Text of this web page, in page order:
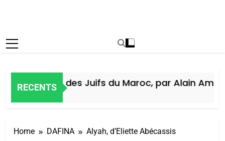
RECENTS
Histoire des Juifs du Maroc, par Alain Amiel
Home DAFINA Alyah, d’Eliette Abécassis